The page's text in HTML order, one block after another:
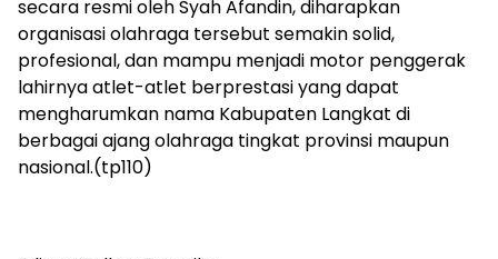
secara resmi oleh Syah Afandin, diharapkan
organisasi olahraga tersebut semakin solid,
profesional, dan mampu menjadi motor penggerak
lahirnya atlet-atlet berprestasi yang dapat
mengharumkan nama Kabupaten Langkat di
berbagai ajang olahraga tingkat provinsi maupun
nasional.(tp110)